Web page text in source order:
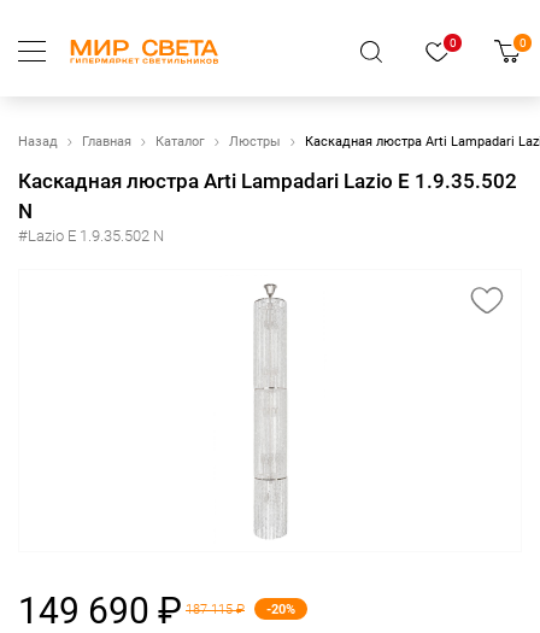
0 0
Назад Главная Каталог Люстры Каскадная люстра Arti Lampadari
Каскадная люстра Arti Lampadari Lazio E 1.9.35.502
N
#Lazio E 1.9.35.502 N
149 690 ₽ 187 115 ₽ -20%